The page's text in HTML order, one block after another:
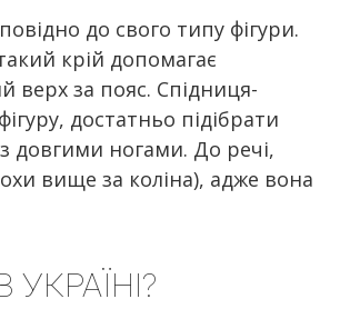
до свого типу фігури.
крій допомагає
верх за пояс. Спідниця-
достатньо підібрати
довгими ногами. До речі,
вище за коліна), адже вона